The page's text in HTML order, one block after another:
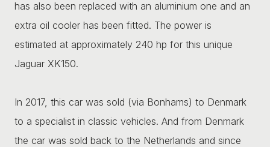
has also been replaced with an aluminium one and an
extra oil cooler has been fitted. The power is
estimated at approximately 240 hp for this unique
Jaguar XK150.
In 2017, this car was sold (via Bonhams) to Denmark
to a specialist in classic vehicles. And from Denmark
the car was sold back to the Netherlands and since